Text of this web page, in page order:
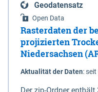
Geodatensatz
Open Data
Rasterdaten der
projizierten
Niedersachsen
Aktualität der Daten:seit